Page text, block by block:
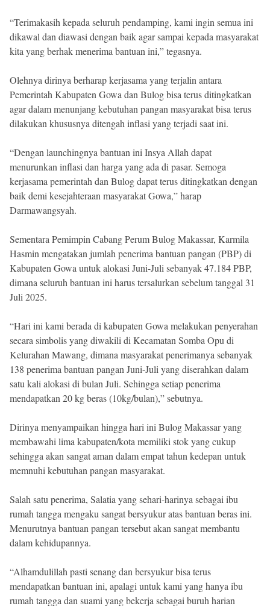
“Terimakasih kepada seluruh pendamping, kami ingin semua ini
dikawal dan diawasi dengan baik agar sampai kepada masyarakat
kita yang berhak menerima bantuan ini,” tegasnya.
Olehnya dirinya berharap kerjasama yang terjalin antara
Pemerintah Kabupaten Gowa dan Bulog bisa terus ditingkatkan
agar dalam menunjang kebutuhan pangan masyarakat bisa terus
dilakukan khususnya ditengah inflasi yang terjadi saat ini.
“Dengan launchingnya bantuan ini Insya Allah dapat
menurunkan inflasi dan harga yang ada di pasar. Semoga
kerjasama pemerintah dan Bulog dapat terus ditingkatkan dengan
baik demi kesejahteraan masyarakat Gowa,” harap
Darmawangsyah.
Sementara Pemimpin Cabang Perum Bulog Makassar, Karmila
Hasmin mengatakan jumlah penerima bantuan pangan (PBP) di
Kabupaten Gowa untuk alokasi Juni-Juli sebanyak 47.184 PBP,
dimana seluruh bantuan ini harus tersalurkan sebelum tanggal 31
Juli 2025.
“Hari ini kami berada di kabupaten Gowa melakukan penyerahan
secara simbolis yang diwakili di Kecamatan Somba Opu di
Kelurahan Mawang, dimana masyarakat penerimanya sebanyak
138 penerima bantuan pangan Juni-Juli yang diserahkan dalam
satu kali alokasi di bulan Juli. Sehingga setiap penerima
mendapatkan 20 kg beras (10kg/bulan),” sebutnya.
Dirinya menyampaikan hingga hari ini Bulog Makassar yang
membawahi lima kabupaten/kota memiliki stok yang cukup
sehingga akan sangat aman dalam empat tahun kedepan untuk
memnuhi kebutuhan pangan masyarakat.
Salah satu penerima, Salatia yang sehari-harinya sebagai ibu
rumah tangga mengaku sangat bersyukur atas bantuan beras ini.
Menurutnya bantuan pangan tersebut akan sangat membantu
dalam kehidupannya.
“Alhamdulillah pasti senang dan bersyukur bisa terus
mendapatkan bantuan ini, apalagi untuk kami yang hanya ibu
rumah tangga dan suami yang bekerja sebagai buruh harian